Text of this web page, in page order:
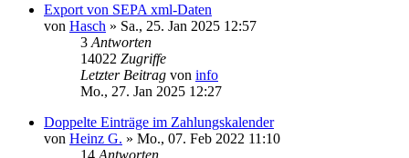
Export von SEPA xml-Daten
von Hasch » Sa., 25. Jan 2025 12:57
3 Antworten
14022 Zugriffe
Letzter Beitrag von info
Mo., 27. Jan 2025 12:27
Doppelte Einträge im Zahlungskalender
von Heinz G. » Mo., 07. Feb 2022 11:10
14 Antworten